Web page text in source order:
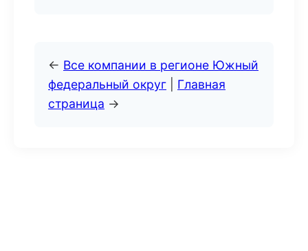
← Все компании в регионе Южный
федеральный округ
Главная
страница →